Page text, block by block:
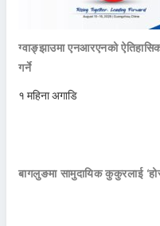
ग्वाङ्झाउमा एनआरएनको
गर्ने
१ महिना अगाडि
बागलुङमा सामुदायिक कुकुरलाई